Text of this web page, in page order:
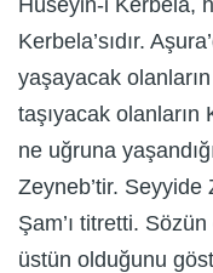
Kerbela’sıdır.
yaşayacak
taşıyacak olanların
ne uğruna
Zeyneb’tir. Seyyide
Şam’ı titretti.
üstün olduğunu